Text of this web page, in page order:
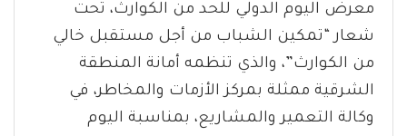
معرض اليوم الدولي للحد من الكوارث، تحت
شعار “تمكين الشباب من أجل مستقبل خالي
من الكوارث”، والذي تنظمه أمانة المنطقة
الشرقية ممثلة بمركز الأزمات والمخاطر، في
وكالة التعمير والمشاريع، بمناسبة اليوم